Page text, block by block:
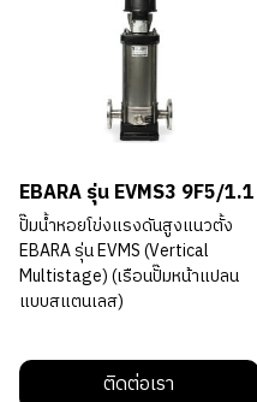
EBARA รุ่น EVMS3 9F5/1.1
ปั๊มนํ้าหอยโข่งแรงดันสูงแนวตั้ง
EBARA รุ่น EVMS (Vertical
Multistage) (เรือนปั๊มหน้าแปลน
แบบสแตนเลส)
ติดต่อเรา